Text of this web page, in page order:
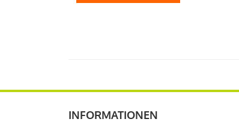
INFORMATIONEN